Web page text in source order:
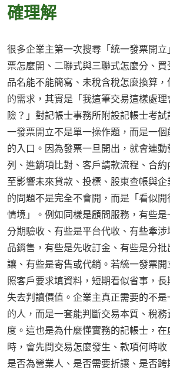
確理解
很多企業主第一次搜尋「統一發票開
票怎麼開、二聯式與三聯式怎麼分、買
品名能不能簡寫、未稅含稅怎麼換算
的需求，其實是「我這筆交易這樣處
險？」對記帳士事務所附設記帳士考
一發票開立不是單一操作題，而是一
的入口。因為發票一旦開出，就會連
列、進銷項比對、客戶請款流程、合
至影響未來貸款、投標、股東查帳與
的問題不是完全不會開，而是「看似
情境」。例如同樣是顧問服務，有些
分期驗收、有些是平台代收、有些牽
品銷售，有些是先收訂金、有些是分
讓、有些是寄售或代銷。若統一發票
照客戶要求填資料，短期看似省事，
失去判讀價值。企業主真正需要的不
的人，而是一套能判斷交易本質、稅
度。這也是為什麼懂實務的記帳士，
時，會先問交易怎麼發生、款項何時
是否為營業人、是否需要折讓、是否